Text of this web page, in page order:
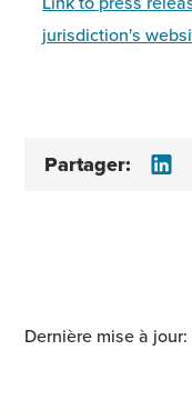
jurisdiction's
Partager:
Dernière mise à